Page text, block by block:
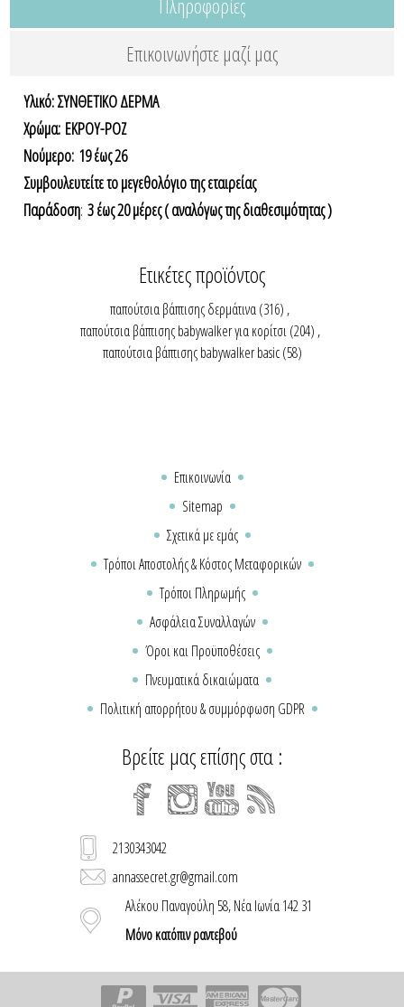
Επικοινωνήστε μαζί μας
Υλικό: ΣΥΝΘΕΤΙΚΟ ΔΕΡΜΑ
Χρώμα: ΕΚΡΟΥ-ΡΟΖ
Nούμερο: 19 έως 26
Συμβουλευτείτε το μεγεθολόγιο της εταιρείας
Παράδοση:3 έως 20 μέρες ( αναλόγως της διαθεσιμότητας )
Ετικέτες προϊόντος
παπούτσια βάπτισης δερμάτινα(316) ,
παπούτσια βάπτισης babywalker για κορίτσι (204) ,
παπούτσια βάπτισης babywalker basic (58)
Επικοινωνία
Sitemap
Σχετικά με εμάς
Τρόποι Αποστολής & Κόστος Μεταφορικών
Τρόποι Πληρωμής
Ασφάλεια Συναλλαγών
Όροι και Προϋποθέσεις
Πνευματικά δικαιώματα
Πολιτική απορρήτου & συμμόρφωση GDPR
Βρείτε μας επίσης στα :
2130343042
annassecret.gr@gmail.com
Αλέκου Παναγούλη 58, Νέα Ιωνία 142 31
Μόνο κατόπιν ραντεβού